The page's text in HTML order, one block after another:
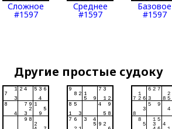
Сложное
#1597
Среднее
#1597
Базовое
#1597
Другие простые судоку